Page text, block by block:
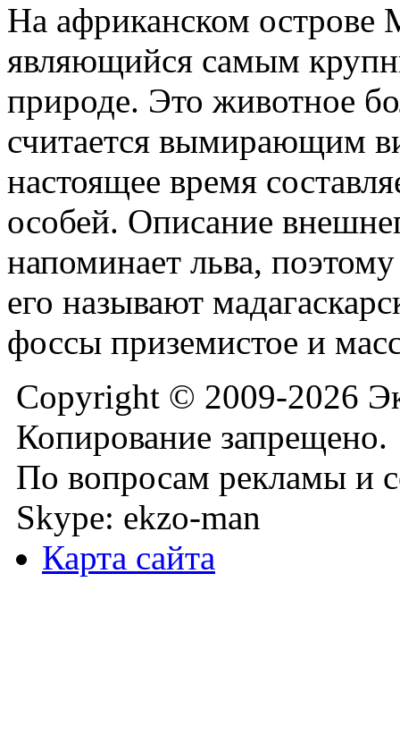
На африканском острове
являющийся самым
природе. Это животное
считается вымирающим
настоящее время
особей. Описание
напоминает льва,
его называют
фоссы приземистое и
Copyright © 2009-2026
Копирование запрещено.
По вопросам рекламы и
Skype: ekzo-man
Карта сайта